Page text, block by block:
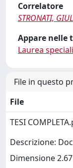
Correlatore
STRONATI,
Appare nelle
Laurea
File in questo
File
TESI
Descrizione:
Dimensione